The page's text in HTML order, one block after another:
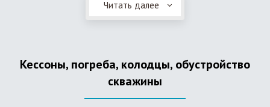
Он независим от источников электроэнергии, прост в
применении, и стоек к внешним механическим
достоинства обуславливают большую популярность
септика из железобетонных колец.
Читать далее
Кессоны, погреба, колодцы, обустройство
скважины